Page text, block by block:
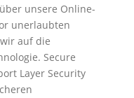
unsere Online-
unerlaubten
auf die
Secure
Layer Security